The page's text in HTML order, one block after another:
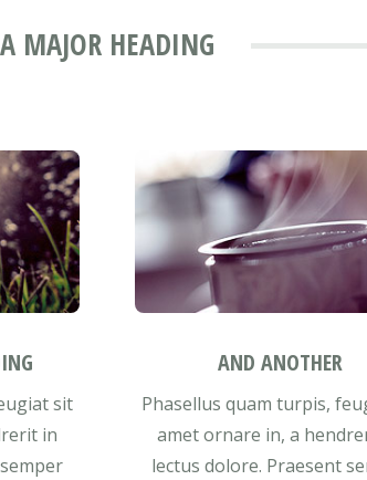
A MAJOR HEADING
sit
in
AND ANOTHER
Phasellus quam turpis,
amet ornare in, a
lectus dolore. Praesent